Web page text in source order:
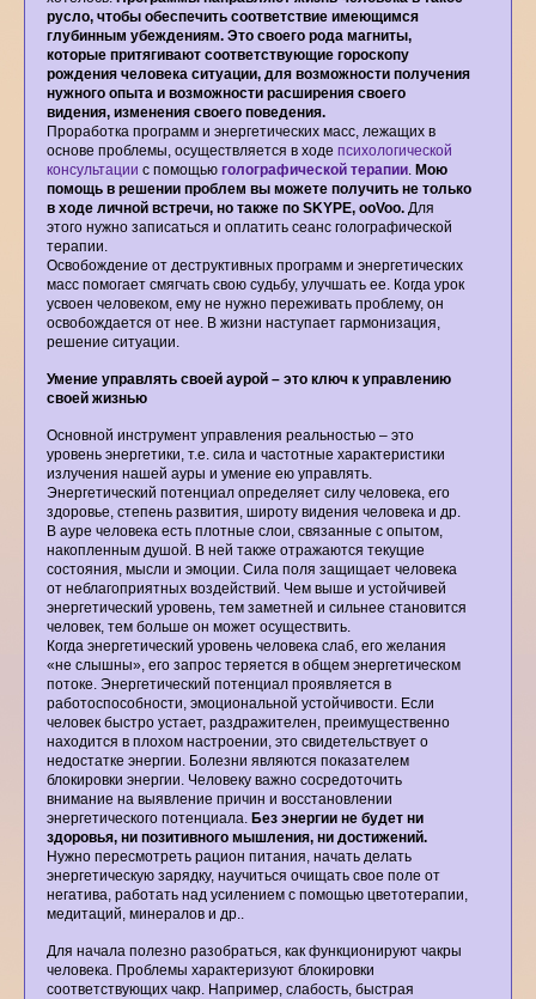
русло, чтобы обеспечить соответствие имеющимся
глубинным убеждениям. Это своего рода магниты,
которые притягивают соответствующие гороскопу
рождения человека ситуации, для возможности получения
нужного опыта и возможности расширения своего
видения, изменения своего поведения.
Проработка программ и энергетических масс, лежащих в
основе проблемы, осуществляется в ходе психологической
консультации с помощью голографической терапии. Мою
помощь в решении проблем вы можете получить не только
в ходе личной встречи, но также по SKYPE, ooVoo. Для
этого нужно записаться и оплатить сеанс голографической
терапии.
Освобождение от деструктивных программ и энергетических
масс помогает смягчать свою судьбу, улучшать ее. Когда урок
усвоен человеком, ему не нужно переживать проблему, он
освобождается от нее. В жизни наступает гармонизация,
решение ситуации.
Умение управлять своей аурой – это ключ к управлению
своей жизнью
Основной инструмент управления реальностью – это
уровень энергетики, т.е. сила и частотные характеристики
излучения нашей ауры и умение ею управлять.
Энергетический потенциал определяет силу человека, его
здоровье, степень развития, широту видения человека и др.
В ауре человека есть плотные слои, связанные с опытом,
накопленным душой. В ней также отражаются текущие
состояния, мысли и эмоции. Сила поля защищает человека
от неблагоприятных воздействий. Чем выше и устойчивей
энергетический уровень, тем заметней и сильнее становится
человек, тем больше он может осуществить.
Когда энергетический уровень человека слаб, его желания
«не слышны», его запрос теряется в общем энергетическом
потоке. Энергетический потенциал проявляется в
работоспособности, эмоциональной устойчивости. Если
человек быстро устает, раздражителен, преимущественно
находится в плохом настроении, это свидетельствует о
недостатке энергии. Болезни являются показателем
блокировки энергии. Человеку важно сосредоточить
внимание на выявление причин и восстановлении
энергетического потенциала. Без энергии не будет ни
здоровья, ни позитивного мышления, ни достижений.
Нужно пересмотреть рацион питания, начать делать
энергетическую зарядку, научиться очищать свое поле от
негатива, работать над усилением с помощью цветотерапии,
медитаций, минералов и др..
Для начала полезно разобраться, как функционируют чакры
человека. Проблемы характеризуют блокировки
соответствующих чакр. Например, слабость, быстрая